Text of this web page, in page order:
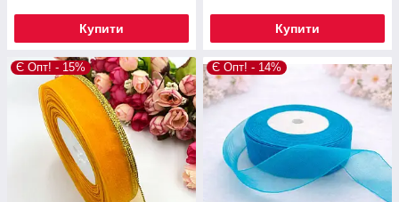
Купити Купити
Є Опт! - 15% Є Опт! - 14%